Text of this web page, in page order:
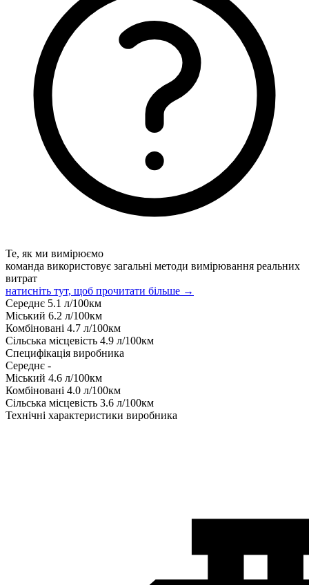
Те, як ми вимірюємо
команда використовує загальні методи вимірювання реальних
витрат
натисніть тут, щоб прочитати більше →
Середнє 5.1 л/100км
Міський 6.2 л/100км
Комбіновані 4.7 л/100км
Сільська місцевість 4.9 л/100км
Специфікація виробника
Середнє -
Міський 4.6 л/100км
Комбіновані 4.0 л/100км
Сільська місцевість 3.6 л/100км
Технічні характеристики виробника